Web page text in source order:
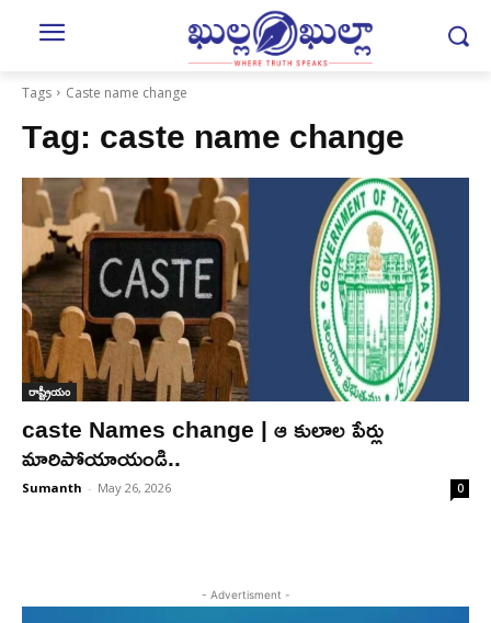
Tags Caste name change
Tag:caste name change
రాష్ట్రీయం
caste Names change | ఆ కులాల పేర్లు
మారిపోయాయండి..
Sumanth - May 26, 2026 0
- Advertisment -